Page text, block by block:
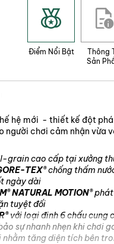
Điểm Nổi Bật
Thông
Sản
hệ mới - thiết kế đột
người chơi cảm nhận vừa
grain cao cấp tại xưởng
TEX®chống thấm
ngày dài
NATURAL MOTION®phát
tuyệt đối
với loại đinh 6 chấu cung
sự nhanh nhẹn khi chơi
tăng diện tích bên